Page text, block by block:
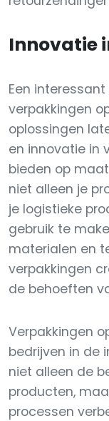
Innovatie
Een
verpakkingen
oplossingen
en innovatie in
bieden op
niet alleen je
je logistieke
gebruik te
materialen en
verpakkingen
de behoeften
Verpakkingen
bedrijven in de
niet alleen de
producten,
processen